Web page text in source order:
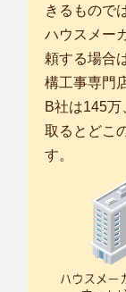
きるもので
ハウスメー
頼する場合
構工事専門
B社は145
取るとどこ
す。